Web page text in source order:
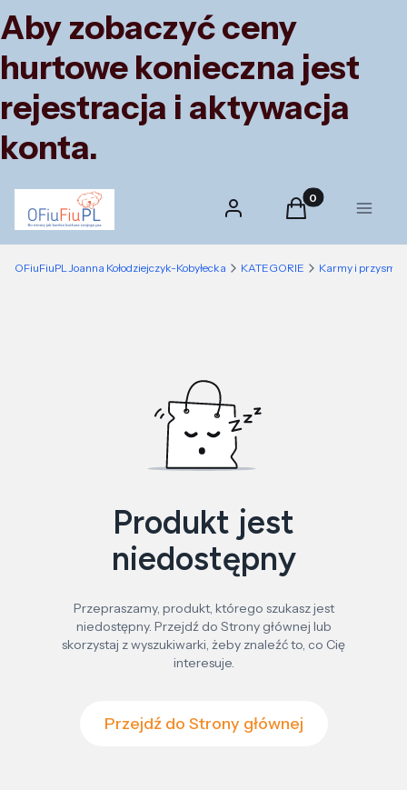
Aby zobaczyć ceny
hurtowe konieczna jest
rejestracja i aktywacja
konta.
Zaloguj się Produkty w
Koszyk Menu
OFiuFiuPL Joanna Kołodziejczyk-Kobyłecka KATEGORIE Karmy i
Produkt jest
niedostępny
Przepraszamy, produkt, którego szukasz jest
niedostępny. Przejdź do Strony głównej lub
skorzystaj z wyszukiwarki, żeby znaleźć to, co Cię
interesuje.
Przejdź do Strony głównej